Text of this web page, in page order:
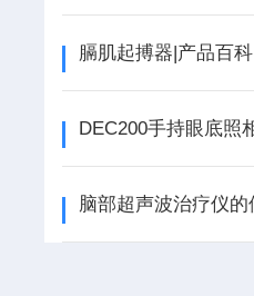
膈肌起搏器|产品百科